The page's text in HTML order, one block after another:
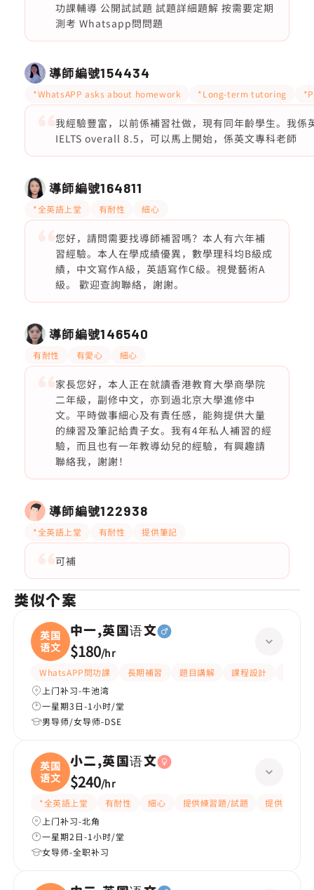
功課輔導 公開試試題 試題詳細題解 按需要定期
測考 Whatsapp問問題
導師編號154434
*WhatsAPP asks about homework *Long-term tutoring
我經驗豐富，以前係補習社做，現有同年齡學生。我
IELTS overall 8.5，可以馬上開始，係英文專科老師
導師編號164811
*全英語上堂 有耐性 細心
您好，請問需要找導師補習嗎？本人有六年補
習經驗。本人在學成績優異，數學理科均B級成
績，中文寫作A級，英語寫作C級。視覺藝術A
級。 歡迎查詢聯絡，謝謝。
導師編號146540
有耐性 有愛心 細心
家長您好，本人正在就讀香港教育大學商學院
二年級，副修中文，亦到過北京大學進修中
文。平時做事細心及有責任感，能夠提供大量
的練習及筆記給貴子女。我有4年私人補習的經
驗，而且也有一年教導幼兒的經驗，有興趣請
聯絡我，謝謝！
導師編號122938
*全英語上堂 有耐性 提供筆記
可補
类似个案
英国
语文
中一,英国语文
$180/hr
WhatsAPP問功課 長期補習 題目講解 課程設計
上门补习-牛池湾
一星期3日-1小时/堂
男导师/女导师-DSE
英国
语文
小二,英国语文
$240/hr
*全英語上堂 有耐性 細心 提供練習題/試題
提供筆記
上门补习-北角
一星期2日-1小时/堂
女导师-全职补习